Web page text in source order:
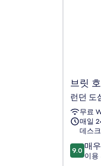
브
릿
호
텔
스
스
코
브릿
런던 도
무료
매일
데스크
10
점
9.0 매
이용